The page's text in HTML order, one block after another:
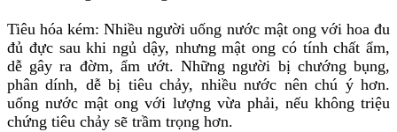
Tiêu hóa kém: Nhiều người uống nước mật ong với hoa đu
đủ đực sau khi ngủ dậy, nhưng mật ong có tính chất ẩm,
dễ gây ra đờm, ẩm ướt. Những người bị chướng bụng,
phân dính, dễ bị tiêu chảy, nhiều nước nên chú ý hơn.
uống nước mật ong với lượng vừa phải, nếu không triệu
chứng tiêu chảy sẽ trầm trọng hơn.